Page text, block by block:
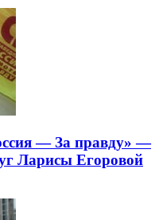
— За правду» —
Ларисы Егоровой